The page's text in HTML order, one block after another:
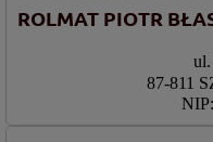
ROLMAT PIOTR
87-811